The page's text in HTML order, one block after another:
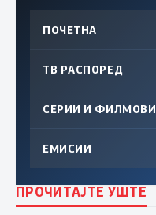
ПОЧЕТНА
ТВ РАСПОРЕД
СЕРИИ И ФИЛМОВИ
ЕМИСИИ
ПРОЧИТАЈТЕ УШТЕ